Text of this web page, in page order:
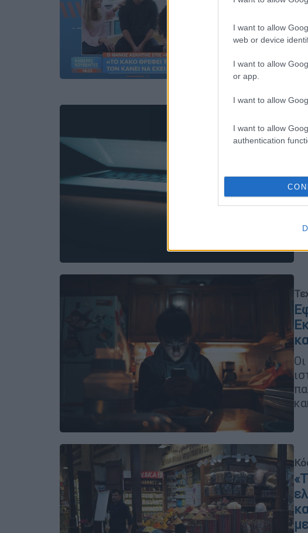
I want to allow
web or device
I want to allow
or app.
I want to allow
I want to allow
authentication